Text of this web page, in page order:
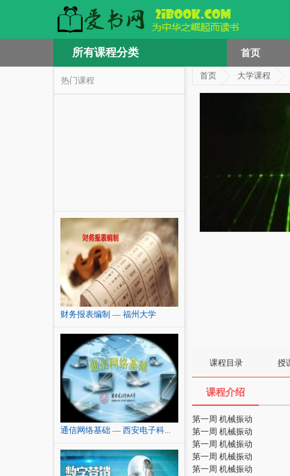
所有课程分类 首页
热门课程
财务报表编制 — 福州大学
通信网络基础 — 西安电子科...
首页 大学课程
课程目录 授
课程介绍
第一周 机械振动
第一周 机械振动
第一周 机械振动
第一周 机械振动
第一周 机械振动